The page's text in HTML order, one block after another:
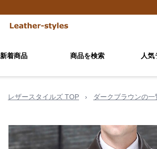
新着商品 商品を検索 人気
レザースタイルズ TOP › ダークブラウンの一